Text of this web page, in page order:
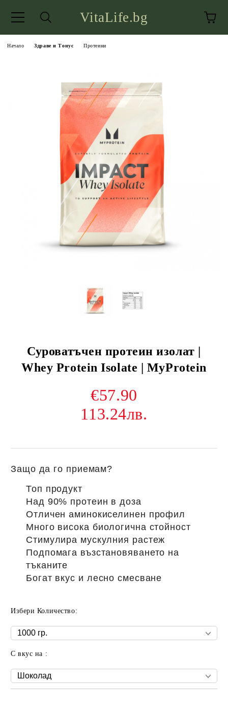
VitaLife.bg
Начало Здраве и Тонус Протеини
Суроватъчен протеин изолат |
Whey Protein Isolate | MyProtein
€57.90
113.24лв.
Защо да го приемам?
Топ продукт
Над 90% протеин в доза
Отличен аминокиселинен профил
Много висока биологична стойност
Стимулира мускулния растеж
Подпомага възстановяването на
тъканите
Богат вкус и лесно смесване
Избери Количество:
С вкус на :